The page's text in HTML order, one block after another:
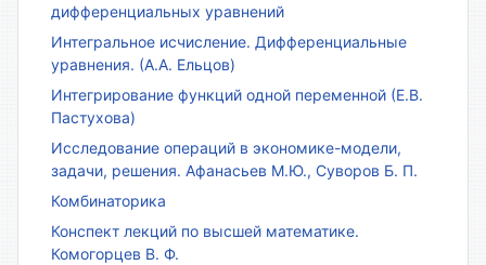
дифференциальных уравнений
Интегральное исчисление. Дифференциальные
уравнения. (А.А. Ельцов)
Интегрирование функций одной переменной (Е.В.
Пастухова)
Исследование операций в экономике-модели,
задачи, решения. Афанасьев М.Ю., Суворов Б. П.
Комбинаторика
Конспект лекций по высшей математике.
Комогорцев В. Ф.